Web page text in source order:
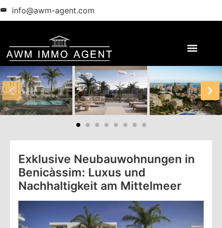
info@awm-agent.com
Exklusive Neubauwohnungen in
Benicàssim: Luxus und
Nachhaltigkeit am Mittelmeer